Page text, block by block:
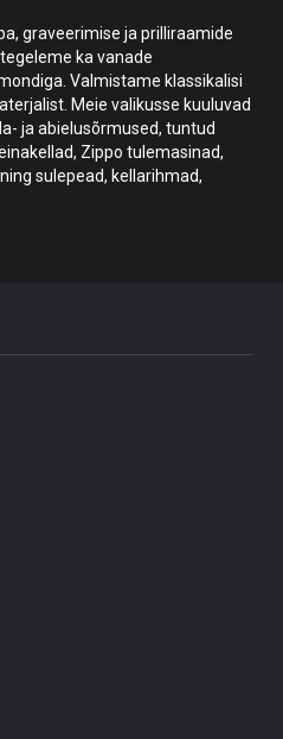
graveerimise ja prilliraamide
ka vanade
Valmistame klassikalisi
Meie valikusse kuuluvad
ja abielusõrmused, tuntud
Zippo tulemasinad,
sulepead, kellarihmad,